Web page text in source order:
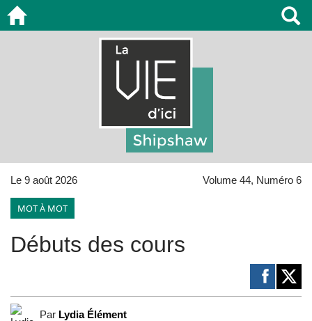
Le 9 août 2026 Volume 44, Numéro 6
MOT À MOT
Débuts des cours
Par Lydia Élément